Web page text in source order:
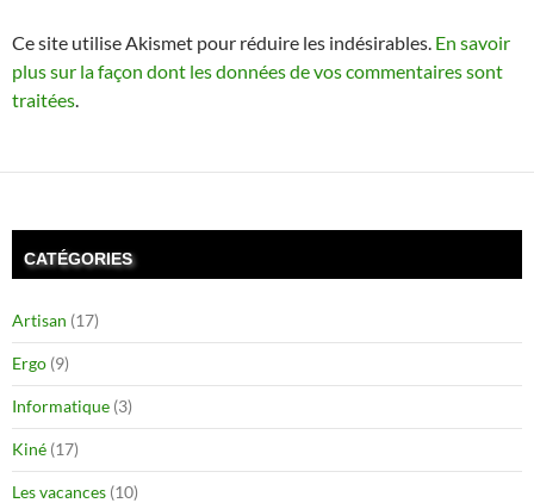
Ce site utilise Akismet pour réduire les indésirables. En savoir
plus sur la façon dont les données de vos commentaires sont
traitées
CATÉGORIES
Artisan (17)
Ergo (9)
Informatique (3)
Kiné (17)
Les vacances (10)